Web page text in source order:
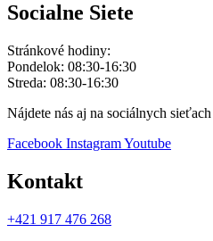
Socialne Siete
Stránkové hodiny:
Pondelok: 08:30-16:30
Streda: 08:30-16:30
Nájdete nás aj na sociálnych sieťach
Facebook InstagramYoutube
Kontakt
+421 917 476 268